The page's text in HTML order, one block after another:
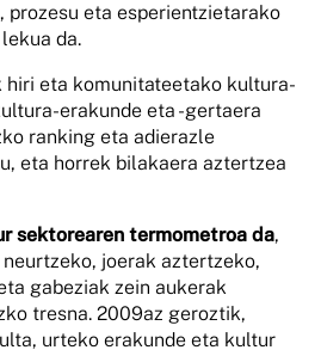
prozesu eta esperientzietarako
da.
hiri eta komunitateetako kultura-
erakunde eta -gertaera
ranking eta adierazle
eta horrek bilakaera aztertzea
sektorearen termometroa da,
joerak aztertzeko,
gabeziak zein aukerak
tresna. 2009az geroztik,
urteko erakunde eta kultur